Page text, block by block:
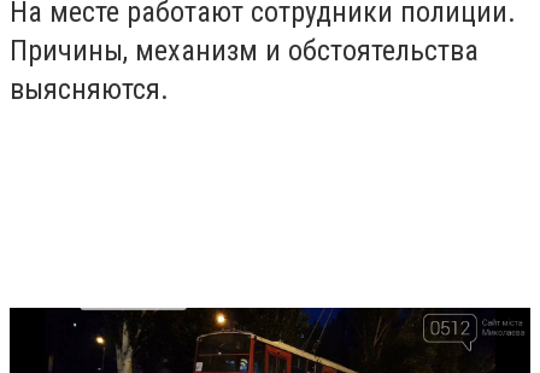
На месте работают сотрудники полиции.
Причины, механизм и обстоятельства
выясняются.